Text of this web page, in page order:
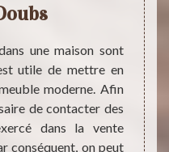
une maison sont
utile de mettre en
moderne. Afin
de contacter des
dans la vente
conséquent, on peut
Les
du